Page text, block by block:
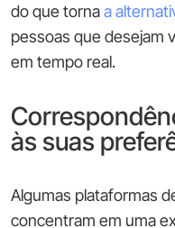
do que tornaa
pessoas que desejam
em tempo real.
às suas
Algumas plataformas
concentram em uma